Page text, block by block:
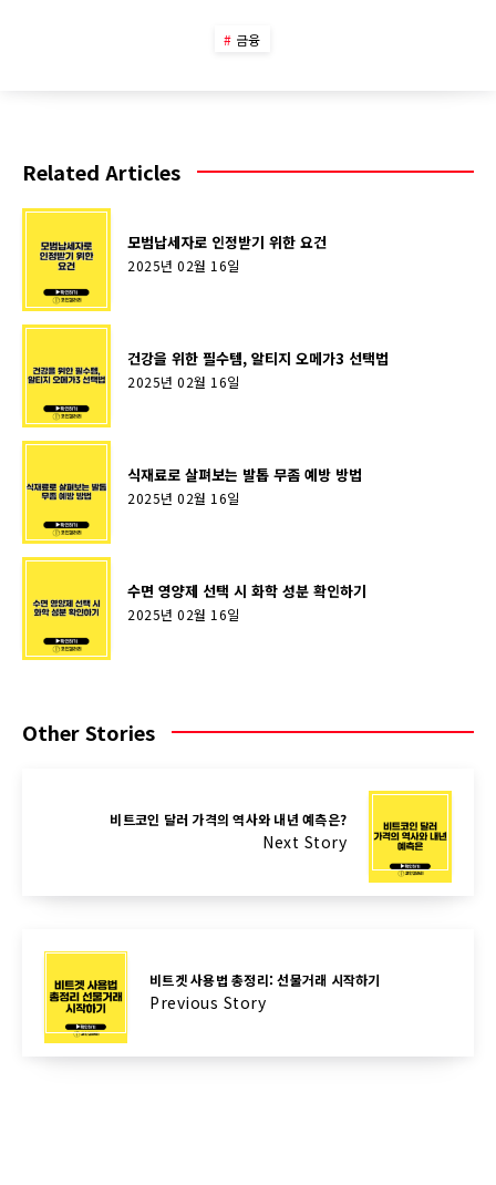
금융
Related Articles
모범납세자로 인정받기 위한 요건
2025년 02월 16일
건강을 위한 필수템, 알티지 오메가3 선택법
2025년 02월 16일
식재료로 살펴보는 발톱 무좀 예방 방법
2025년 02월 16일
수면 영양제 선택 시 화학 성분 확인하기
2025년 02월 16일
Other Stories
비트코인 달러 가격의 역사와 내년 예측은?
Next Story
비트겟 사용법 총정리: 선물거래 시작하기
Previous Story